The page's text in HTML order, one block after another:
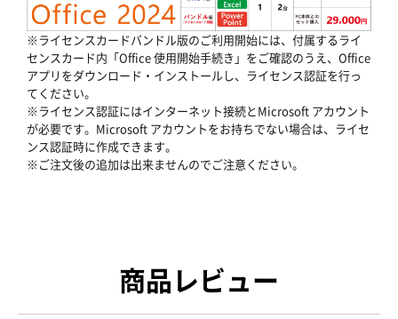
※ライセンスカードバンドル版のご利用開始には、付属するライ
センスカード内「Office 使用開始手続き」をご確認のうえ、Office
アプリをダウンロード・インストールし、ライセンス認証を行っ
てください。
※ライセンス認証にはインターネット接続とMicrosoft アカウント
が必要です。Microsoft アカウントをお持ちでない場合は、ライセ
ンス認証時に作成できます。
※ご注文後の追加は出来ませんのでご注意ください。
商品レビュー